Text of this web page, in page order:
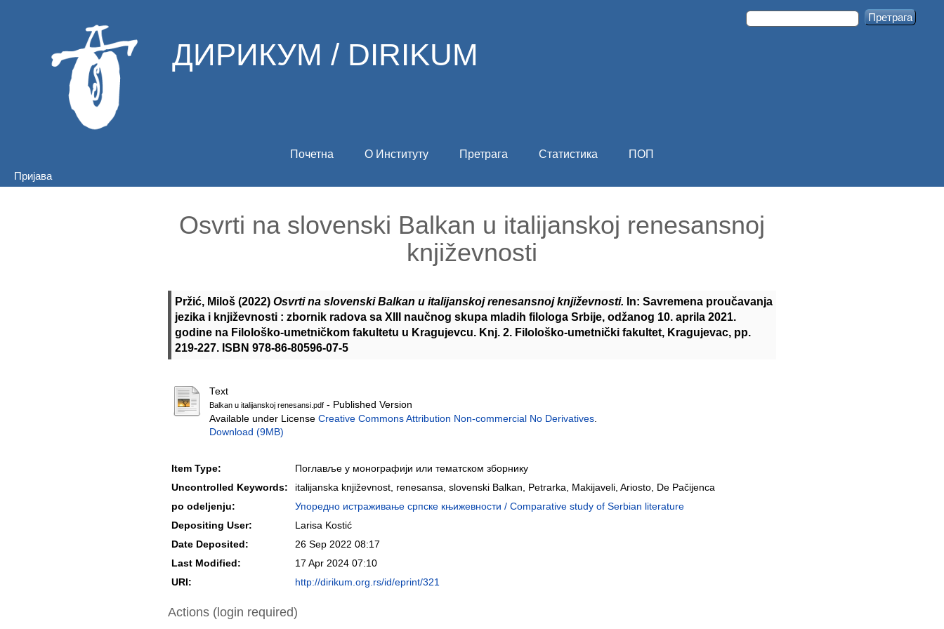
ДИРИКУМ / DIRIKUM
Почетна О Институту Претрага Статистика
ПОП
Пријава
Osvrti na slovenski Balkan u italijanskoj renesansnoj
književnosti
Pržić, Miloš (2022) Osvrti na slovenski Balkan u italijanskoj renesansnoj književnosti. In: Savremena proučavanja
jezika i književnosti : zbornik radova sa XIII naučnog skupa mladih filologa Srbije, odžanog 10. aprila 2021.
godine na Filološko-umetničkom fakultetu u Kragujevcu. Knj. 2. Filološko-umetnički fakultet, Kragujevac, pp.
219-227. ISBN 978-86-80596-07-5
Text
Balkan u italijanskoj renesansi.pdf - Published Version
Available under License Creative Commons Attribution Non-commercial No Derivatives.
Download (9MB)
Item Type:
Поглавље у монографији или тематском зборнику
Uncontrolled Keywords:
italijanska književnost, renesansa, slovenski Balkan, Petrarka, Makijaveli, Ariosto, De Pačijenca
po odeljenju:
Упоредно истраживање српске књижевности / Comparative study of Serbian literature
Depositing User:
Larisa Kostić
Date Deposited:
26 Sep 2022 08:17
Last Modified:
17 Apr 2024 07:10
URI:
http://dirikum.org.rs/id/eprint/321
Actions (login required)